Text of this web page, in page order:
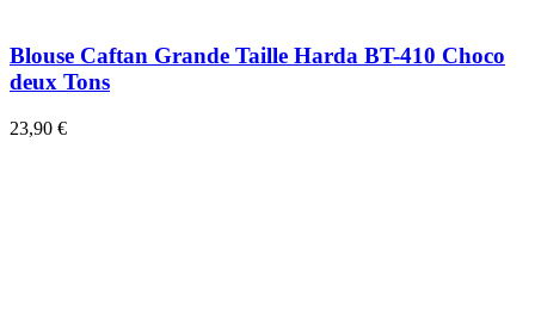
Blouse Caftan Grande Taille Harda BT-410 Choco
deux Tons
23,90 €